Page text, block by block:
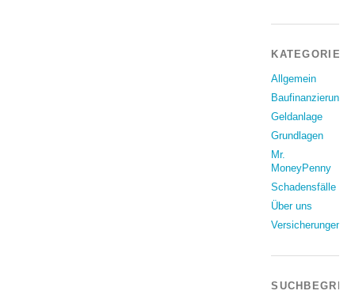
KATEGORIEN
Allgemein
Baufinanzierung
Geldanlage
Grundlagen
Mr.
MoneyPenny
Schadensfälle
Über uns
Versicherungen